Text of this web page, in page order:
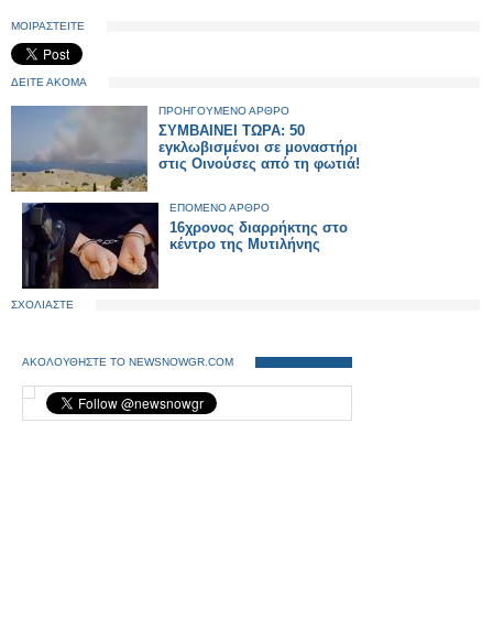
ΜΟΙΡΑΣΤΕΙΤΕ
ΔΕΙΤΕ ΑΚΟΜΑ
ΠΡΟΗΓΟΥΜΕΝΟ ΑΡΘΡΟ
ΣΥΜΒΑΙΝΕΙ ΤΩΡΑ: 50
εγκλωβισμένοι σε μοναστήρι
στις Οινούσες από τη φωτιά!
ΕΠΟΜΕΝΟ ΑΡΘΡΟ
16χρονος διαρρήκτης στο
κέντρο της Μυτιλήνης
ΣΧΟΛΙΑΣΤΕ
ΑΚΟΛΟΥΘΗΣΤΕ ΤΟ NEWSNOWGR.COM